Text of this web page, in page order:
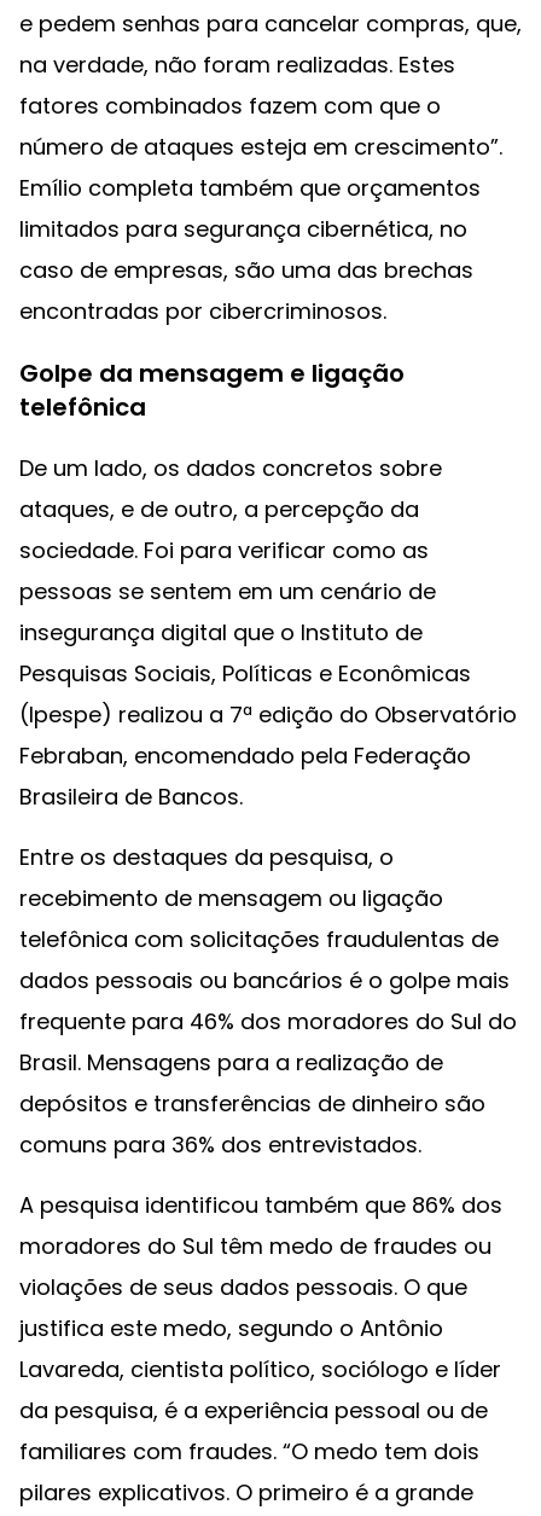
e pedem senhas para cancelar compras, que,
na verdade, não foram realizadas. Estes
fatores combinados fazem com que o
número de ataques esteja em crescimento”.
Emílio completa também que orçamentos
limitados para segurança cibernética, no
caso de empresas, são uma das brechas
encontradas por cibercriminosos.
Golpe da mensagem e ligação
telefônica
De um lado, os dados concretos sobre
ataques, e de outro, a percepção da
sociedade. Foi para verificar como as
pessoas se sentem em um cenário de
insegurança digital que o Instituto de
Pesquisas Sociais, Políticas e Econômicas
(Ipespe) realizou a 7ª edição do Observatório
Febraban, encomendado pela Federação
Brasileira de Bancos.
Entre os destaques da pesquisa, o
recebimento de mensagem ou ligação
telefônica com solicitações fraudulentas de
dados pessoais ou bancários é o golpe mais
frequente para 46% dos moradores do Sul do
Brasil. Mensagens para a realização de
depósitos e transferências de dinheiro são
comuns para 36% dos entrevistados.
A pesquisa identificou também que 86% dos
moradores do Sul têm medo de fraudes ou
violações de seus dados pessoais. O que
justifica este medo, segundo o Antônio
Lavareda, cientista político, sociólogo e líder
da pesquisa, é a experiência pessoal ou de
familiares com fraudes. “O medo tem dois
pilares explicativos. O primeiro é a grande